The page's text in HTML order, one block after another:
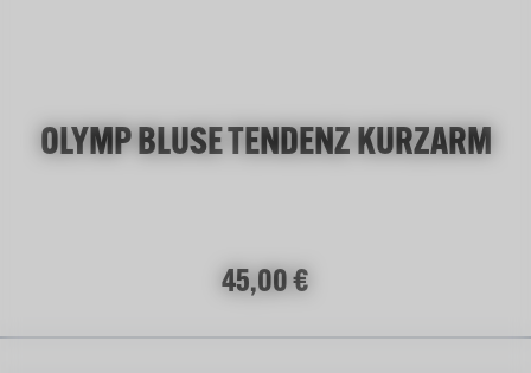
OLYMP BLUSE TENDENZ KURZARM
Regulärer Preis:
45,00 €